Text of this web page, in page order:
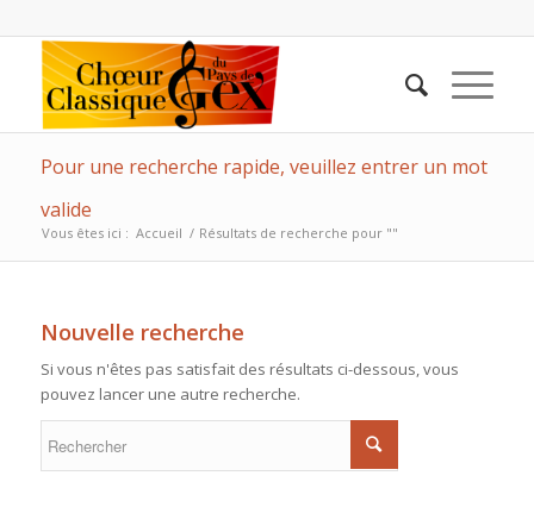
Pour une recherche rapide, veuillez entrer un mot
valide
Vous êtes ici : Accueil / Résultats de recherche pour ""
Nouvelle recherche
Si vous n'êtes pas satisfait des résultats ci-dessous, vous
pouvez lancer une autre recherche.